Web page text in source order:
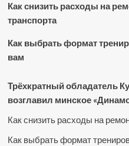
Как снизить расходы на
транспорта
Как выбрать формат
вам
Трёхкратный обладатель
возглавил минское
Как снизить расходы на
Как выбрать формат